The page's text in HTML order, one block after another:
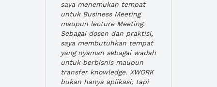
saya menemukan tempat
untuk Business Meeting
maupun lecture Meeting.
Sebagai dosen dan praktisi,
saya membutuhkan tempat
yang nyaman sebagai wadah
untuk berbisnis maupun
transfer knowledge. XWORK
bukan hanya aplikasi, tapi